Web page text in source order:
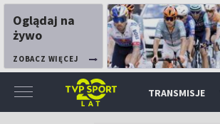
Oglądaj na
żywo
ZOBACZ WIĘCEJ
TRANSMISJE